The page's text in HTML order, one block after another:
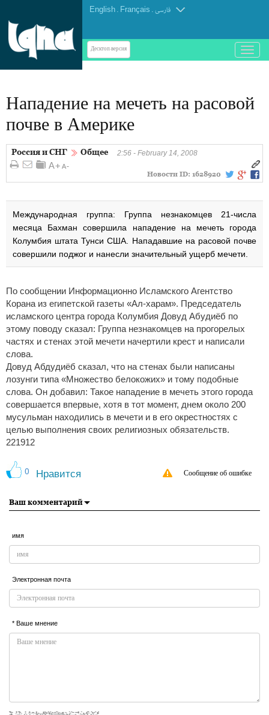
English . Français . فارسی
Десктоп-версия
باز
و
منو
Нападение на мечеть на расовой
почве в Америке
Россия и СНГ Общее 2:56 - February 14, 2008
Новости ID: 1628920
Международная группа: Группа незнакомцев 21-числа
месяца Бахман совершила нападение на мечеть города
Колумбия штата Тунси США. Нападавшие на расовой почве
совершили поджог и нанесли значительный ущерб мечети.
По сообщении Информационно Исламского Агентство
Корана из египетской газеты «Ал-харам». Председатель
исламского центра города Колумбия Довуд Абудиёб по
этому поводу сказал: Группа незнакомцев на прогорелых
частях и стенах этой мечети начертили крест и написали
слова.
Довуд Абдудиёб сказал, что на стенах были написаны
лозунги типа «Множество белокожих» и тому подобные
слова. Он добавил: Такое нападение в мечеть этого города
совершается впервые, хотя в тот момент, днем около 200
мусульман находились в мечети и в его окрестностях с
целью выполнения своих религиозных обязательств.
221912
0 Нравится Сообщение об ошибке
Ваш комментарий
имя
Электронная почта
* Ваше мнение